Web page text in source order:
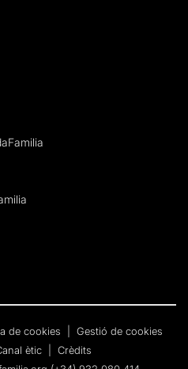
de cookies
Gestió de cookies
ètic
Crèdits